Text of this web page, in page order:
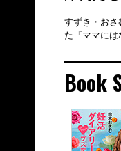
すずき・おさ
た『ママには
Book